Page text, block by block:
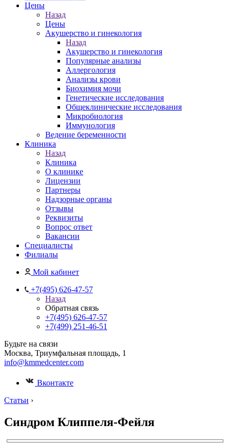
Цены
Назад
Цены
Акушерство и гинекология
Назад
Акушерство и гинекология
Популярные анализы
Аллергология
Анализы крови
Биохимия мочи
Генетические исследования
Общеклинические исследования
Микробиология
Иммунология
Ведение беременности
Клиника
Назад
Клиника
О клинике
Лицензии
Партнеры
Надзорные органы
Отзывы
Реквизиты
Вопрос ответ
Вакансии
Специалисты
Филиалы
Мой кабинет
+7(495) 626-47-57
Назад
Обратная связь
+7(495) 626-47-57
+7(499) 251-46-51
Будьте на связи
Москва, Триумфальная площадь, 1
info@kmmedcenter.com
Вконтакте
Статьи ›
Синдром Клиппеля-Фейля